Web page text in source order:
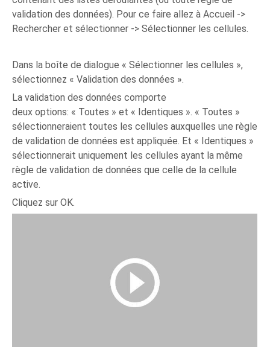
validation des données). Pour ce faire allez à Accueil ->
Rechercher et sélectionner -> Sélectionner les cellules.
Dans la boîte de dialogue « Sélectionner les cellules »,
sélectionnez « Validation des données ».
La validation des données comporte
deux options: « Toutes » et « Identiques ». « Toutes »
sélectionneraient toutes les cellules auxquelles une règle
de validation de données est appliquée. Et « Identiques »
sélectionnerait uniquement les cellules ayant la même
règle de validation de données que celle de la cellule
active.
Cliquez sur OK.